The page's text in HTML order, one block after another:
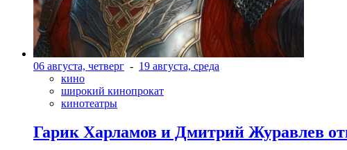
06 августа, четверг - 19 августа, среда
кино
широкий кинопрокат
кинотеатры
Гарик Харламов и Дмитрий Журавлев